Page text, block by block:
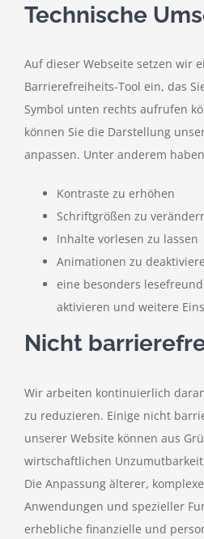
Technische
Auf dieser Webseite setzen wir
Barrierefreiheits-Tool ein, das
Symbol unten rechts aufrufen
können Sie die Darstellung
anpassen. Unter anderem
Kontraste zu erhöhen
Schriftgrößen zu
Inhalte vorlesen zu lassen
Animationen zu
eine besonders
aktivieren und weitere
Nicht
Wir arbeiten kontinuierlich
zu reduzieren. Einige nicht
unserer Website können aus
wirtschaftlichen
Die Anpassung älterer,
Anwendungen und spezieller
erhebliche finanzielle und